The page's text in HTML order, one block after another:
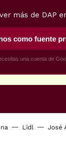
Lidl José
más de DAP
como fuente
una cuenta de